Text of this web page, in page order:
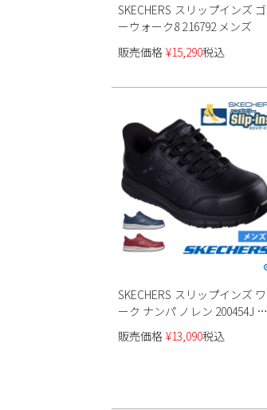
SKECHERS スリップインズ ゴ
ーウォーク8 216792 メンズ
販売価格 ¥15,290税込
SKECHERS スリップインズ ワ
ーク ナンパ ノレン 200454J メ
ンズ
販売価格 ¥13,090税込